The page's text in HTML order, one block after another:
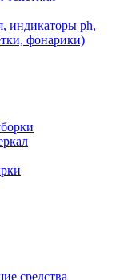
индикаторы ph,
фонарики)
средства